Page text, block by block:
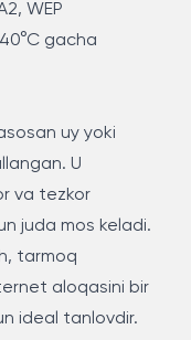
WEP
gacha
uy yoki
U
va tezkor
juda mos keladi.
tarmoq
aloqasini bir
ideal tanlovdir.